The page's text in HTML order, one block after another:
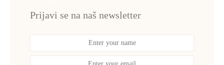
Prijavi se na naš newsletter